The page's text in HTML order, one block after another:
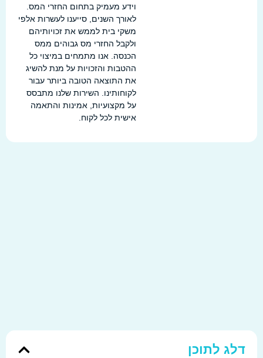
וידע מעמיק בתחום החזרי המס.
לאורך השנים, סייענו לעשרות אלפי
משקי בית לממש את זכויותיהם
ולקבל החזרי מס גבוהים ממס
הכנסה. אנו מתמחים במיצוי כל
ההטבות והזכויות על מנת להשיג
את התוצאה הטובה ביותר עבור
לקוחותינו. השירות שלנו מתבסס
על מקצועיות, אמינות והתאמה
אישית לכל לקוח.
לתוכן